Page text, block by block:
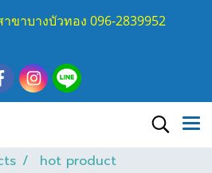
าขาบางบัวทอง 096-2839952
hot product